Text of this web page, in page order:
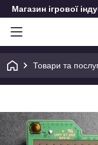
Магазин ігрової
Товари та